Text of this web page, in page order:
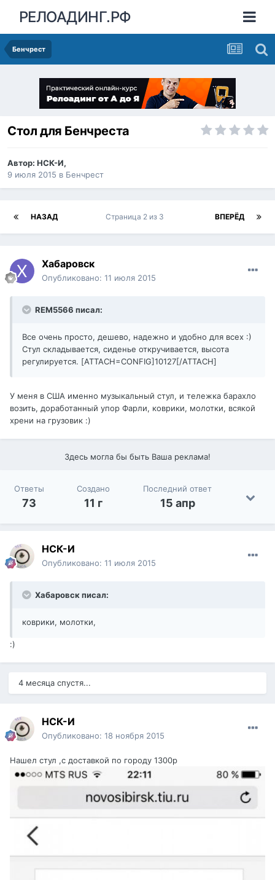
РЕЛОАДИНГ.РФ
Бенчрест
Стол для Бенчреста
Автор: НСК-И,
9 июля 2015 в Бенчрест
НАЗАД ВПЕРЁД
Страница 2 из 3
Хабаровск
Опубликовано: 11 июля 2015
REM5566 писал:
Все очень просто, дешево, надежно и удобно для всех :)
Стул складывается, сиденье откручивается, высота
регулируется. [ATTACH=CONFIG]10127[/ATTACH]
У меня в США именно музыкальный стул, и тележка барахло
возить, доработанный упор Фарли, коврики, молотки, всякой
хрени на грузовик :)
Здесь могла бы быть Ваша реклама!
Ответы
73
Создано
11 г
Последний ответ
15 апр
НСК-И
Опубликовано: 11 июля 2015
Хабаровск писал:
коврики, молотки,
:)
4 месяца спустя...
НСК-И
Опубликовано: 18 ноября 2015
Нашел стул ,с доставкой по городу 1300р